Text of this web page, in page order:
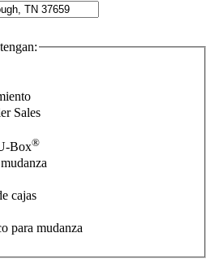
Sales
Box®
cajas
para mudanza